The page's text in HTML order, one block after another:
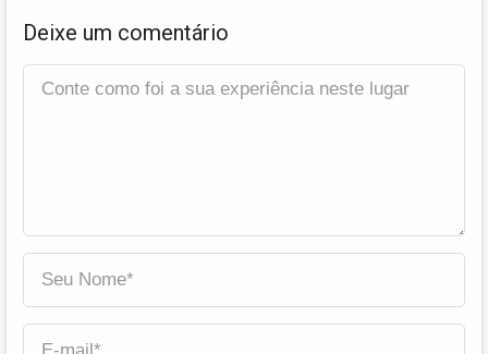
Deixe um comentário